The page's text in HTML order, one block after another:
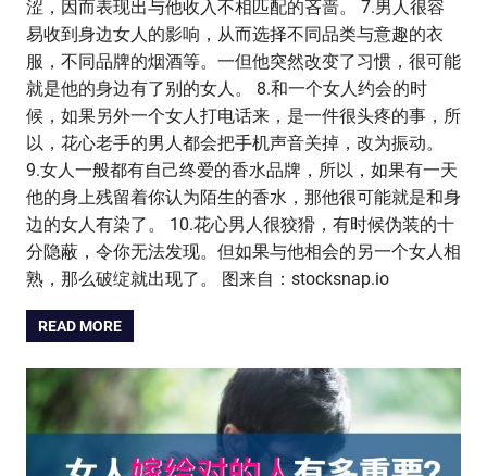
涩，因而表现出与他收入不相匹配的吝啬。 7.男人很容
易收到身边女人的影响，从而选择不同品类与意趣的衣
服，不同品牌的烟酒等。一但他突然改变了习惯，很可能
就是他的身边有了别的女人。 8.和一个女人约会的时
候，如果另外一个女人打电话来，是一件很头疼的事，所
以，花心老手的男人都会把手机声音关掉，改为振动。
9.女人一般都有自己终爱的香水品牌，所以，如果有一天
他的身上残留着你认为陌生的香水，那他很可能就是和身
边的女人有染了。 10.花心男人很狡猾，有时候伪装的十
分隐蔽，令你无法发现。但如果与他相会的另一个女人相
熟，那么破绽就出现了。 图来自：stocksnap.io
READ MORE